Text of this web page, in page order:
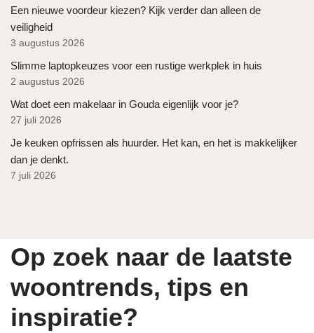
Een nieuwe voordeur kiezen? Kijk verder dan alleen de
veiligheid
3 augustus 2026
Slimme laptopkeuzes voor een rustige werkplek in huis
2 augustus 2026
Wat doet een makelaar in Gouda eigenlijk voor je?
27 juli 2026
Je keuken opfrissen als huurder. Het kan, en het is makkelijker
dan je denkt.
7 juli 2026
Op zoek naar de laatste
woontrends, tips en
inspiratie?